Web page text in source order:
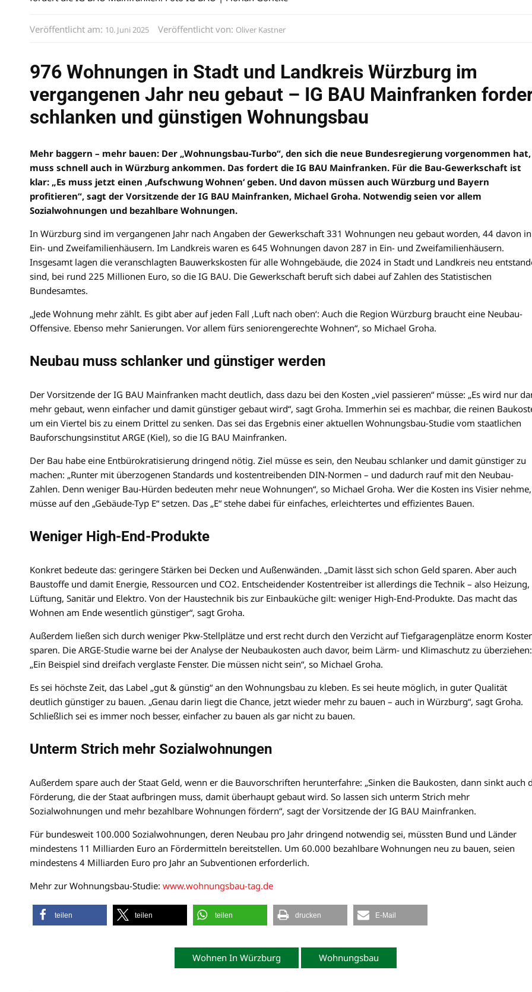
Veröffentlicht am: 10. Juni 2025 Veröffentlicht von: Oliver Kastner
976 Wohnungen in Stadt und Landkreis Würzburg im
vergangenen Jahr neu gebaut – IG BAU Mainfranken
schlanken und günstigen Wohnungsbau
Mehr baggern – mehr bauen: Der „Wohnungsbau-Turbo“, den sich die neue Bundesregierung vorgenommen hat,
muss schnell auch in Würzburg ankommen. Das fordert die IG BAU Mainfranken. Für die Bau-Gewerkschaft ist
klar: „Es muss jetzt einen ‚Aufschwung Wohnen‘ geben. Und davon müssen auch Würzburg und Bayern
profitieren“, sagt der Vorsitzende der IG BAU Mainfranken, Michael Groha. Notwendig seien vor allem
Sozialwohnungen und bezahlbare Wohnungen.
In Würzburg sind im vergangenen Jahr nach Angaben der Gewerkschaft 331 Wohnungen neu gebaut worden, 44 davon in
Ein- und Zweifamilienhäusern. Im Landkreis waren es 645 Wohnungen davon 287 in Ein- und Zweifamilienhäusern.
Insgesamt lagen die veranschlagten Bauwerkskosten für alle Wohngebäude, die 2024 in Stadt und Landkreis neu
sind, bei rund 225 Millionen Euro, so die IG BAU. Die Gewerkschaft beruft sich dabei auf Zahlen des Statistischen
Bundesamtes.
„Jede Wohnung mehr zählt. Es gibt aber auf jeden Fall ‚Luft nach oben‘: Auch die Region Würzburg braucht eine Neubau-
Offensive. Ebenso mehr Sanierungen. Vor allem fürs seniorengerechte Wohnen“, so Michael Groha.
Neubau muss schlanker und günstiger werden
Der Vorsitzende der IG BAU Mainfranken macht deutlich, dass dazu bei den Kosten „viel passieren“ müsse: „Es wird nur
mehr gebaut, wenn einfacher und damit günstiger gebaut wird“, sagt Groha. Immerhin sei es machbar, die reinen
um ein Viertel bis zu einem Drittel zu senken. Das sei das Ergebnis einer aktuellen Wohnungsbau-Studie vom staatlichen
Bauforschungsinstitut ARGE (Kiel), so die IG BAU Mainfranken.
Der Bau habe eine Entbürokratisierung dringend nötig. Ziel müsse es sein, den Neubau schlanker und damit günstiger zu
machen: „Runter mit überzogenen Standards und kostentreibenden DIN-Normen – und dadurch rauf mit den Neubau-
Zahlen. Denn weniger Bau-Hürden bedeuten mehr neue Wohnungen“, so Michael Groha. Wer die Kosten ins Visier nehme,
müsse auf den „Gebäude-Typ E“ setzen. Das „E“ stehe dabei für einfaches, erleichtertes und effizientes Bauen.
Weniger High-End-Produkte
Konkret bedeute das: geringere Stärken bei Decken und Außenwänden. „Damit lässt sich schon Geld sparen. Aber auch
Baustoffe und damit Energie, Ressourcen und CO2. Entscheidender Kostentreiber ist allerdings die Technik – also Heizung,
Lüftung, Sanitär und Elektro. Von der Haustechnik bis zur Einbauküche gilt: weniger High-End-Produkte. Das macht das
Wohnen am Ende wesentlich günstiger“, sagt Groha.
Außerdem ließen sich durch weniger Pkw-Stellplätze und erst recht durch den Verzicht auf Tiefgaragenplätze enorm
sparen. Die ARGE-Studie warne bei der Analyse der Neubaukosten auch davor, beim Lärm- und Klimaschutz zu überziehen:
„Ein Beispiel sind dreifach verglaste Fenster. Die müssen nicht sein“, so Michael Groha.
Es sei höchste Zeit, das Label „gut & günstig“ an den Wohnungsbau zu kleben. Es sei heute möglich, in guter Qualität
deutlich günstiger zu bauen. „Genau darin liegt die Chance, jetzt wieder mehr zu bauen – auch in Würzburg“, sagt Groha.
Schließlich sei es immer noch besser, einfacher zu bauen als gar nicht zu bauen.
Unterm Strich mehr Sozialwohnungen
Außerdem spare auch der Staat Geld, wenn er die Bauvorschriften herunterfahre: „Sinken die Baukosten, dann sinkt auch
Förderung, die der Staat aufbringen muss, damit überhaupt gebaut wird. So lassen sich unterm Strich mehr
Sozialwohnungen und mehr bezahlbare Wohnungen fördern“, sagt der Vorsitzende der IG BAU Mainfranken.
Für bundesweit 100.000 Sozialwohnungen, deren Neubau pro Jahr dringend notwendig sei, müssten Bund und Länder
mindestens 11 Milliarden Euro an Fördermitteln bereitstellen. Um 60.000 bezahlbare Wohnungen neu zu bauen, seien
mindestens 4 Milliarden Euro pro Jahr an Subventionen erforderlich.
Mehr zur Wohnungsbau-Studie: www.wohnungsbau-tag.de
teilen teilen teilen drucken E-Mail
Wohnen In Würzburg Wohnungsbau